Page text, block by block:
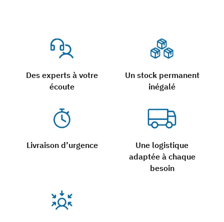
Des experts à votre
écoute
Un stock permanent
inégalé
Livraison d’urgence
Une logistique
adaptée à chaque
besoin